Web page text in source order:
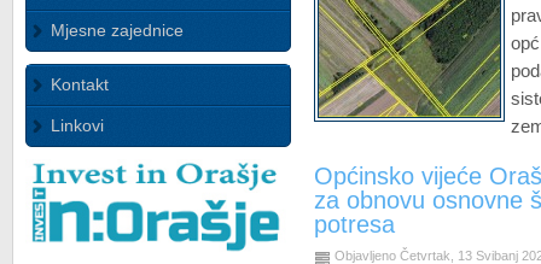
Mjesne zajednice
Kontakt
Linkovi
Općinsko vijeće
za obnovu osnovne
potresa
Objavljeno Četvrtak, 13 Svibanj